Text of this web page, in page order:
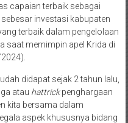
capaian terbaik sebagai
investasi kabupaten
terbaik dalam pengelolaan
saat memimpin apel Krida di
didapat sejak 2 tahun lalu,
atau hattrickpenghargaan
kita bersama dalam
aspek khususnya bidang